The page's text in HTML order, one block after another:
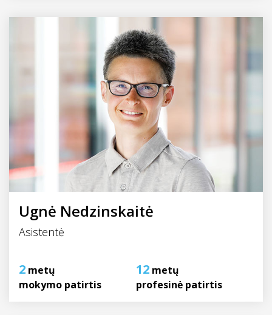
Ugnė Nedzinskaitė
Asistentė
2 metų
mokymo patirtis
12 metų
profesinė patirtis